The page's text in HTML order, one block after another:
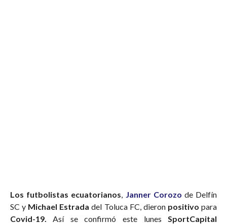
Los futbolistas ecuatorianos, Janner Corozo de Delfín
SC y Michael Estrada del Toluca FC, dieron positivo para
Covid-19. Así se confirmó este lunesSportCapital